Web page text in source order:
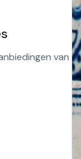
van